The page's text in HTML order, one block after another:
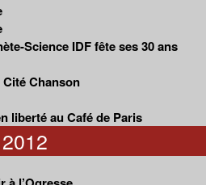
Science IDF fête ses 30 ans
Chanson
liberté au Café de Paris
2012